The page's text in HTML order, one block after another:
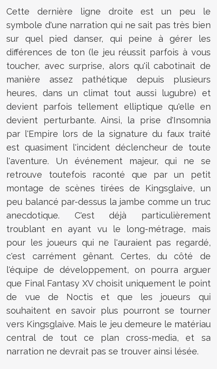
Cette dernière ligne droite est un peu le
symbole d'une narration qui ne sait pas très bien
sur quel pied danser, qui peine à gérer les
différences de ton (le jeu réussit parfois à vous
toucher, avec surprise, alors qu'il cabotinait de
manière assez pathétique depuis plusieurs
heures, dans un climat tout aussi lugubre) et
devient parfois tellement elliptique qu'elle en
devient perturbante. Ainsi, la prise d'Insomnia
par l'Empire lors de la signature du faux traité
est quasiment l'incident déclencheur de toute
l'aventure. Un événement majeur, qui ne se
retrouve toutefois raconté que par un petit
montage de scènes tirées de Kingsglaive, un
peu balancé par-dessus la jambe comme un truc
anecdotique. C'est déjà particulièrement
troublant en ayant vu le long-métrage, mais
pour les joueurs qui ne l'auraient pas regardé,
c'est carrément gênant. Certes, du côté de
l'équipe de développement, on pourra arguer
que Final Fantasy XV choisit uniquement le point
de vue de Noctis et que les joueurs qui
souhaitent en savoir plus pourront se tourner
vers Kingsglaive. Mais le jeu demeure le matériau
central de tout ce plan cross-media, et sa
narration ne devrait pas se trouver ainsi lésée.